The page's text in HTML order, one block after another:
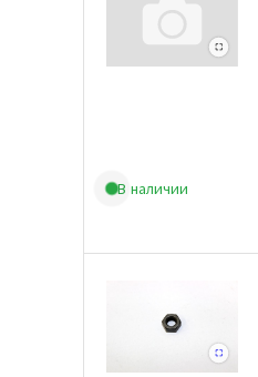
В наличии